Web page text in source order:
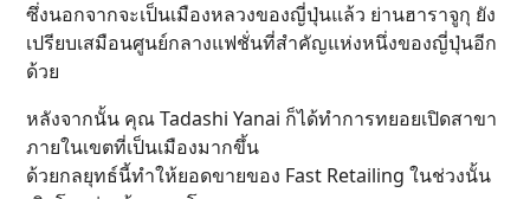
ซึ่งนอกจากจะเป็นเมืองหลวงของญี่ปุ่นแล้ว ย่านฮาราจูกุ ยัง
เปรียบเสมือนศูนย์กลางแฟชั่นที่สำคัญแห่งหนึ่งของญี่ปุ่นอีก
ด้วย
หลังจากนั้น คุณ Tadashi Yanai ก็ได้ทำการทยอยเปิดสาขา
ภายในเขตที่เป็นเมืองมากขึ้น
ด้วยกลยุทธ์นี้ทำให้ยอดขายของ Fast Retailing ในช่วงนั้น